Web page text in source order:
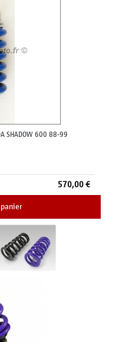
SHADOW 600 88-99
570,00 €